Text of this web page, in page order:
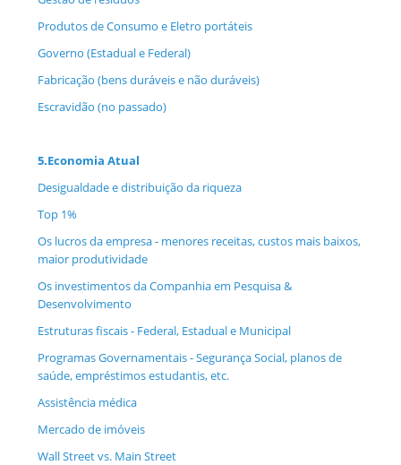
Produtos de Consumo e Eletro portáteis
Governo (Estadual e Federal)
Fabricação (bens duráveis ​​e não duráveis)
Escravidão (no passado)
5.Economia Atual
Desigualdade e distribuição da riqueza
Top 1%
Os lucros da empresa - menores receitas, custos mais baixos,
maior produtividade
Os investimentos da Companhia em Pesquisa &
Desenvolvimento
Estruturas fiscais - Federal, Estadual e Municipal
Programas Governamentais - Segurança Social, planos de
saúde, empréstimos estudantis, etc.
Assistência médica
Mercado de imóveis
Wall Street vs. Main Street